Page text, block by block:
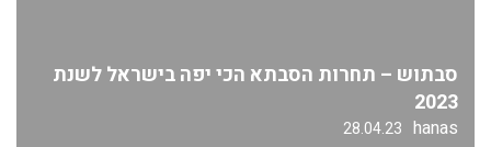
סבתוש – תחרות הסבתא הכי יפה בישראל לשנת
2023
hanas
28.04.23